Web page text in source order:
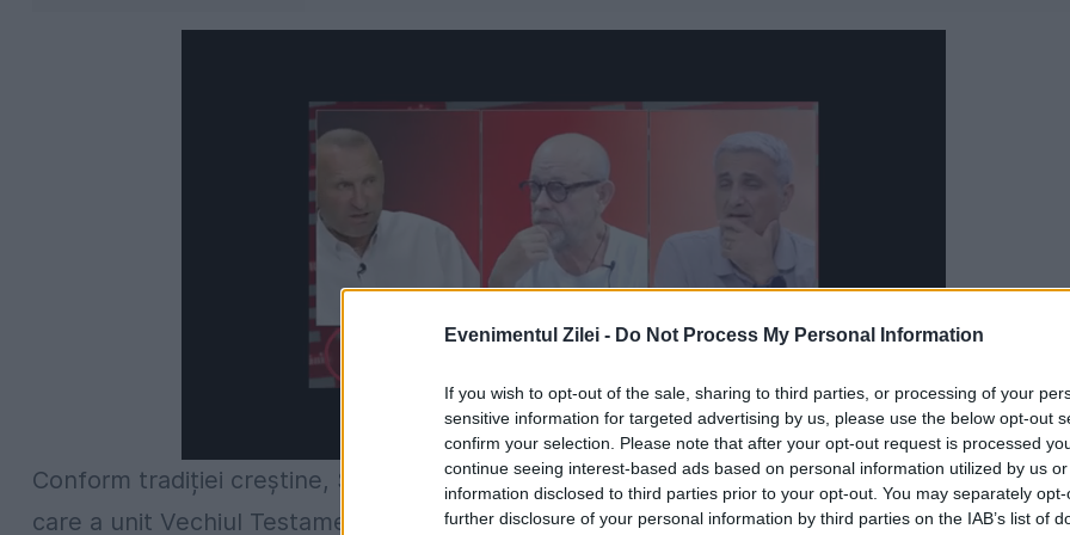
Evenimentul Zilei - Do Not Process My Personal Information
If you wish to opt-out of the sale, sharing to third parties, or processing of your
sensitive information for targeted advertising by us, please use the below opt-out
confirm your selection. Please note that after your opt-out request is processed
continue seeing interest-based ads based on personal information utilized by us
information disclosed to third parties prior to your opt-out. You may separately
further disclosure of your personal information by third parties on the IAB’s list of
Conform tradiției creștine, Sfântul Ioan Botezătorul este ultimul dintre prorocii Legii Vechi,
care a unit Vechiul Testament cu Noul Testament și care l-a botezat în apa Iordanului pe